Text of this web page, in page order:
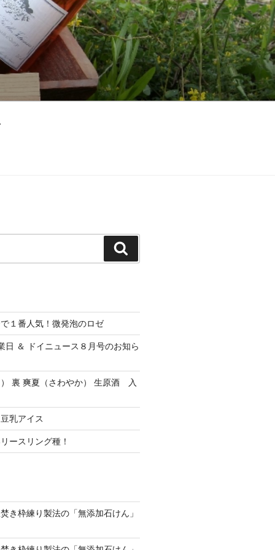
索
１番人気！微発泡のロゼ
＆ ドイニュース８月号のお知ら
裏 爽夏（さわやか） 生原酒 入
乳アイス
ースリング種！
き枠練り製法の「無添加石けん」